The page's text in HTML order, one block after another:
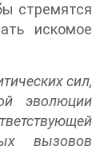
стремятся
искомое
сил,
эволюции
вызовов